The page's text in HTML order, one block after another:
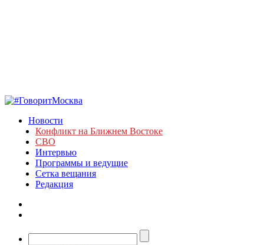
Новости
Конфликт на Ближнем Востоке
СВО
Интервью
Программы и ведущие
Сетка вещания
Редакция